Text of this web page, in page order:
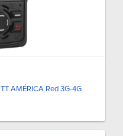
AMÉRICA Red 3G-4G